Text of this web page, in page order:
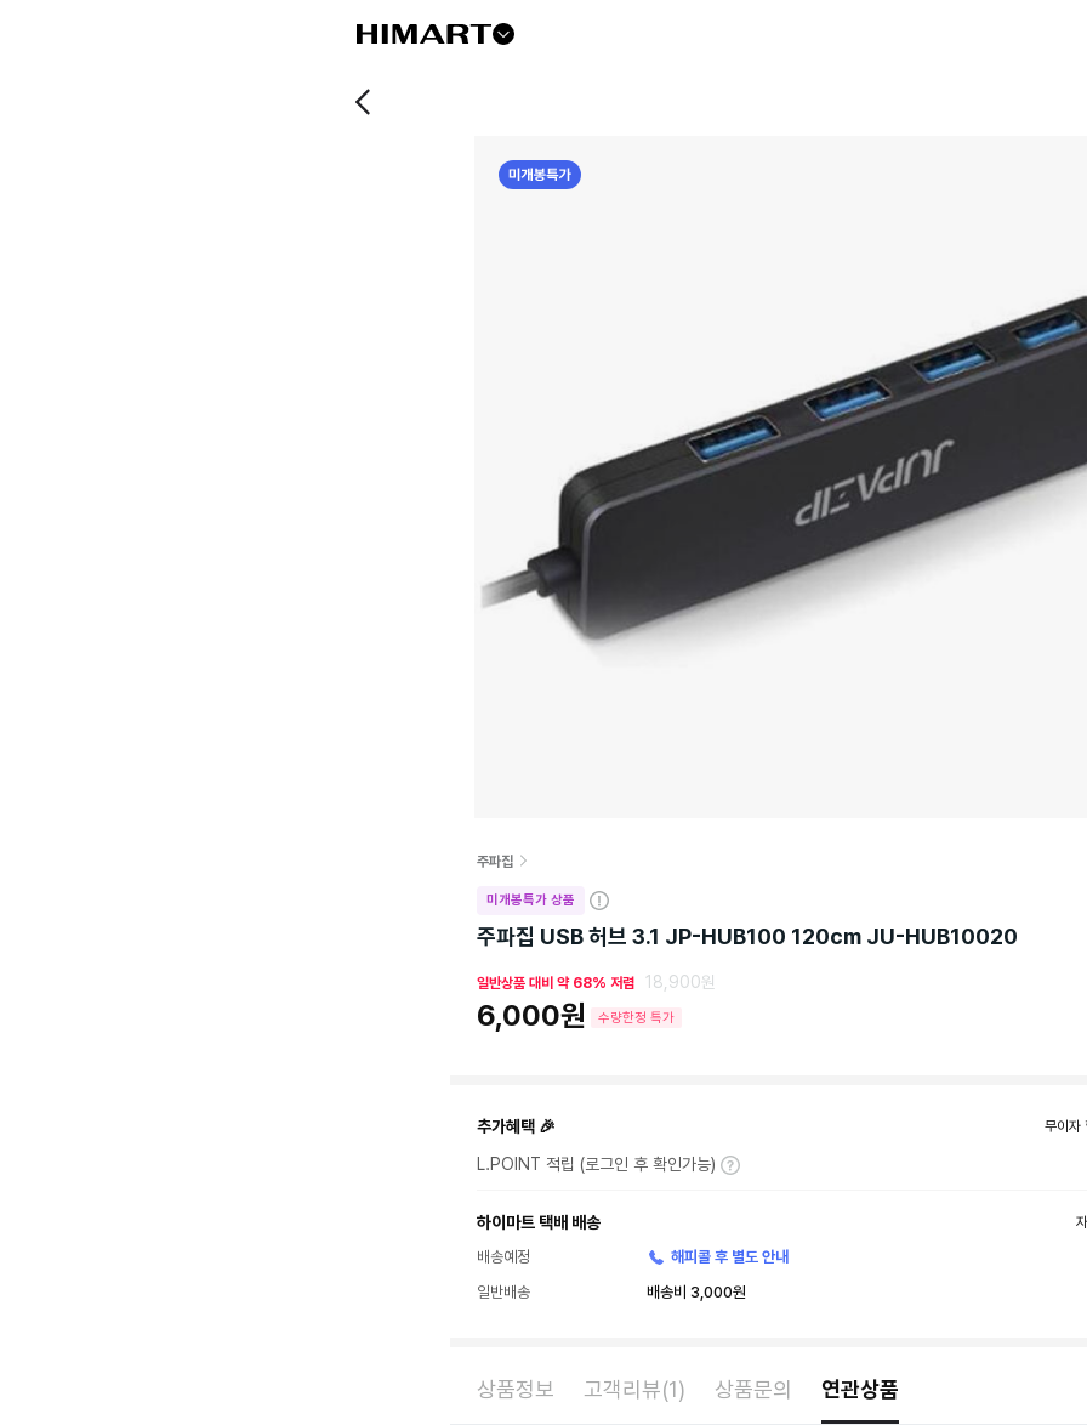
주파집
미개봉특가 상품
자
세
보
주파집 USB 허브 3.1 JP-HUB100 120cm JU-HUB10020
일반상품 대비 약 68% 저렴 18,900원
6,000원 수량한정 특가
추가혜택 🎉 무이자
L.POINT 적립 (로그인 후 확인가능)
하이마트 택배 배송
배송예정
해피콜 후 별도 안내
일반배송
배송비 3,000원
상품정보 고객리뷰(1) 상품문의 연관상품